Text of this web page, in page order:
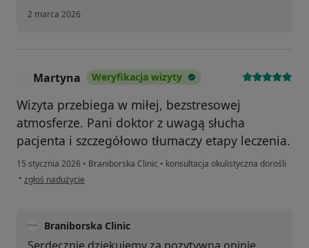
2 marca 2026
Martyna Weryfikacja wizyty
Wizyta przebiega w miłej, bezstresowej
atmosferze. Pani doktor z uwagą słucha
pacjenta i szczegółowo tłumaczy etapy leczenia.
15 stycznia 2026 • Braniborska Clinic • konsultacja okulistyczna dorośli
• w opinii użytkownika Martyna
zgłoś nadużycie
Braniborska Clinic